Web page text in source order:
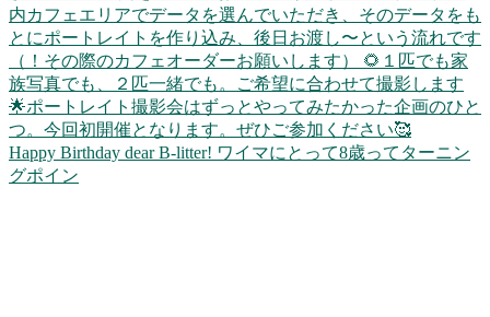
Happy Birthday dear B-litter! ワイマにとって8歳ってターニン
グポイン